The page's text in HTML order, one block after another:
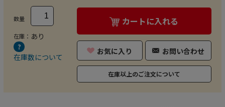
数量
在庫： あり
在庫数について
カートに入れる
お気に入り お問い合わせ
在庫以上のご注文について